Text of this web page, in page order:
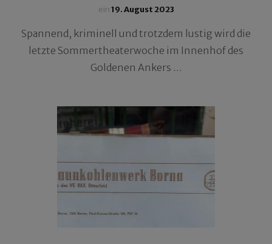
ein19. August 2023
Spannend, kriminell und trotzdem lustig wird die
letzte Sommertheaterwoche im Innenhof des
Goldenen Ankers …